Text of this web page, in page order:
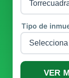
Tipo de
VER